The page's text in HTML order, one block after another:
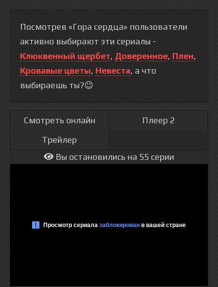
Посмотрев «Гора сердца» пользователи
активно выбирают эти сериалы -
Клюквенный щербет, Доверенное, Плен,
Кровавые цветы, Невеста, а что
выбираешь ты?😉
Смотреть онлайн
Плеер 2
Трейлер
Вы остановились на 55 серии